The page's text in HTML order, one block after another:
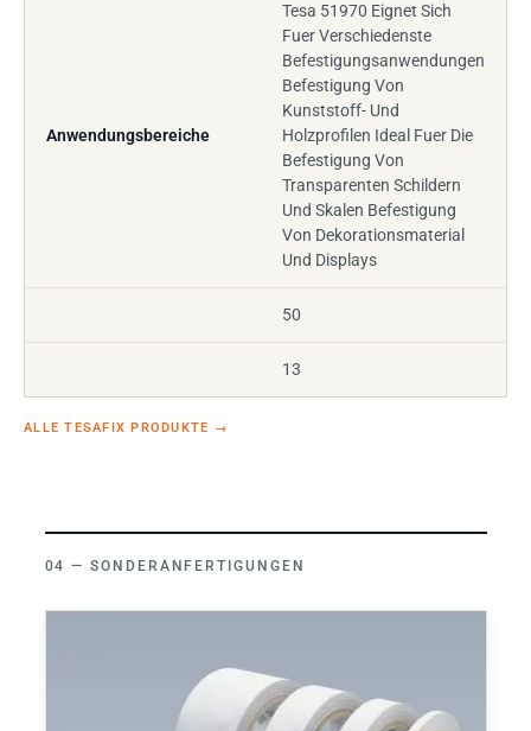
Anwendungsbereiche
Tesa 51970 Eignet Sich
Fuer Verschiedenste
Befestigungsanwendungen
Befestigung Von
Kunststoff- Und
Holzprofilen Ideal Fuer Die
Befestigung Von
Transparenten Schildern
Und Skalen Befestigung
Von Dekorationsmaterial
Und Displays
50
13
ALLE TESAFIX PRODUKTE →
SONDERANFERTIGUNGEN